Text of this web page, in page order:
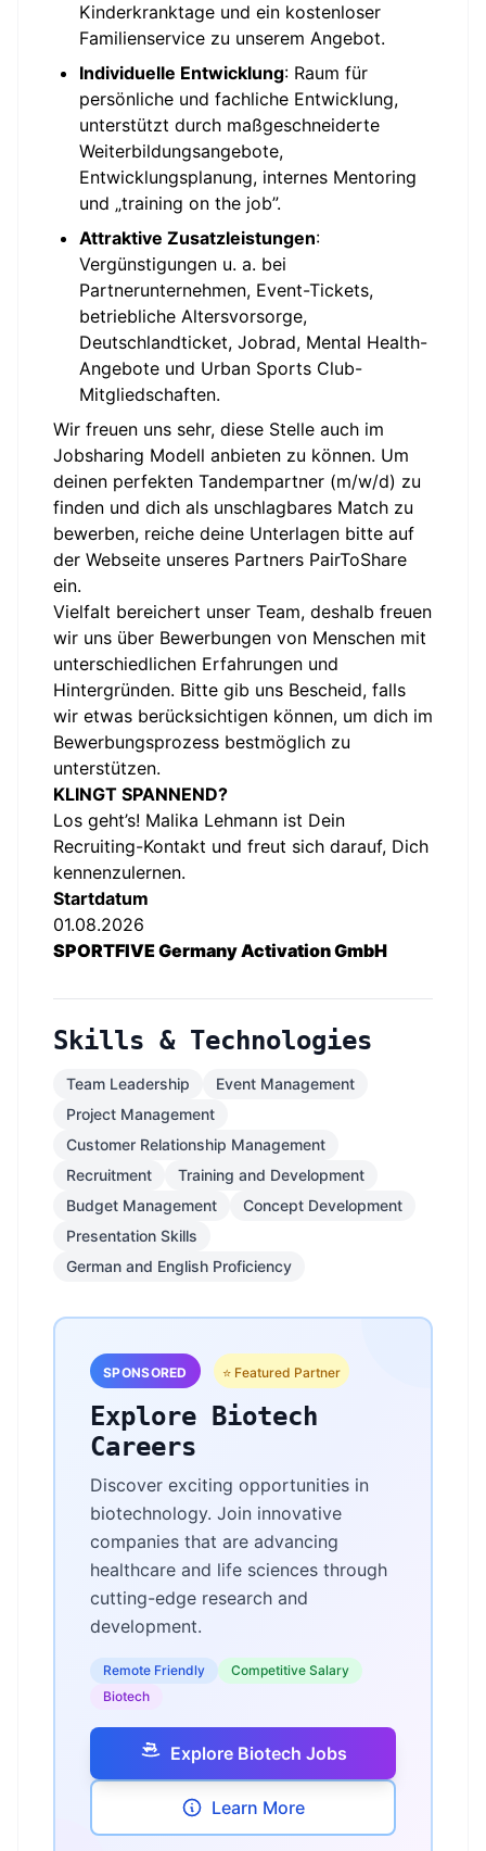
Kinderkranktage und ein kostenloser
Familienservice zu unserem Angebot.
Individuelle Entwicklung: Raum für
persönliche und fachliche Entwicklung,
unterstützt durch maßgeschneiderte
Weiterbildungsangebote,
Entwicklungsplanung, internes Mentoring
und „training on the job”.
Attraktive Zusatzleistungen:
Vergünstigungen u. a. bei
Partnerunternehmen, Event-Tickets,
betriebliche Altersvorsorge,
Deutschlandticket, Jobrad, Mental Health-
Angebote und Urban Sports Club-
Mitgliedschaften.
Wir freuen uns sehr, diese Stelle auch im
Jobsharing Modell anbieten zu können. Um
deinen perfekten Tandempartner (m/w/d) zu
finden und dich als unschlagbares Match zu
bewerben, reiche deine Unterlagen bitte auf
der Webseite unseres Partners PairToShare
ein.
Vielfalt bereichert unser Team, deshalb freuen
wir uns über Bewerbungen von Menschen mit
unterschiedlichen Erfahrungen und
Hintergründen. Bitte gib uns Bescheid, falls
wir etwas berücksichtigen können, um dich im
Bewerbungsprozess bestmöglich zu
unterstützen.
KLINGT SPANNEND?
Los geht’s! Malika Lehmann ist Dein
Recruiting-Kontakt und freut sich darauf, Dich
kennenzulernen.
Startdatum
01.08.2026
SPORTFIVE Germany Activation GmbH
Skills & Technologies
Team Leadership
Event Management
Project Management
Customer Relationship Management
Recruitment
Training and Development
Budget Management
Concept Development
Presentation Skills
German and English Proficiency
SPONSORED ⭐ Featured Partner
Explore Biotech
Careers
Discover exciting opportunities in
biotechnology. Join innovative
companies that are advancing
healthcare and life sciences through
cutting-edge research and
development.
Remote Friendly
Competitive Salary
Biotech
Explore Biotech Jobs
Learn More